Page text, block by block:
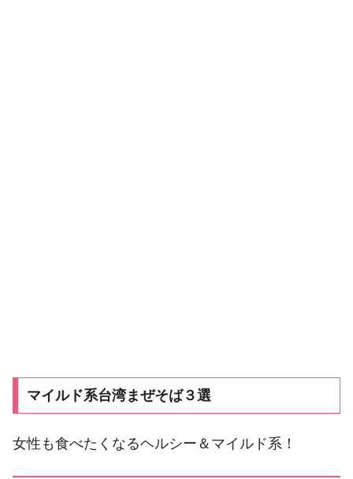
マイルド系台湾まぜそば３選
女性も食べたくなるヘルシー＆マイルド系！